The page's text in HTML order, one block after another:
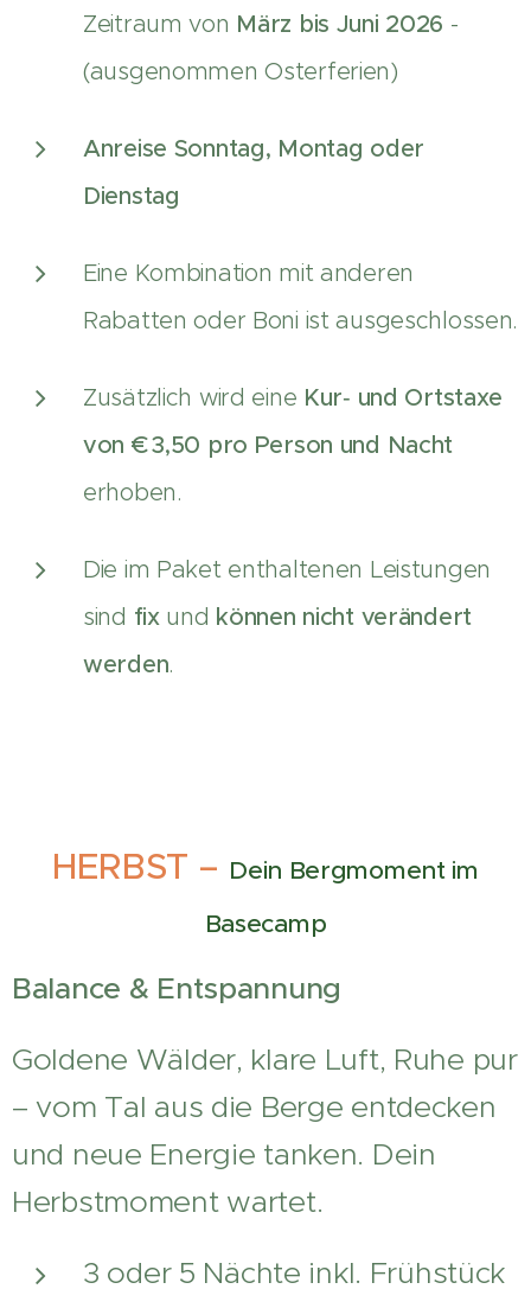
Zeitraum von März bis Juni 2026 -
(ausgenommen Osterferien)
Anreise Sonntag, Montag oder
Dienstag
Eine Kombination mit anderen
Rabatten oder Boni ist ausgeschlossen.
Zusätzlich wird eine Kur‑ und Ortstaxe
von € 3,50 pro Person und Nacht
erhoben.
Die im Paket enthaltenen Leistungen
sind fixund können nicht verändert
werden.
HERBST – Dein Bergmoment im
Basecamp
Balance & Entspannung
Goldene Wälder, klare Luft, Ruhe pur
– vom Tal aus die Berge entdecken
und neue Energie tanken. Dein
Herbstmoment wartet.
3 oder 5 Nächte inkl. Frühstück